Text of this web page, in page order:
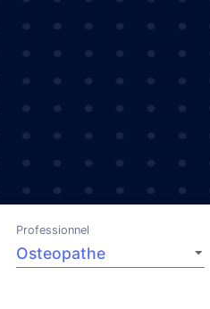
Professionnel